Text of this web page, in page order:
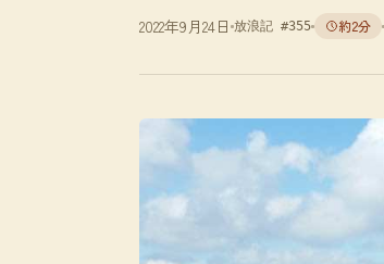
2022年9月24日 放浪記 #355 約2分